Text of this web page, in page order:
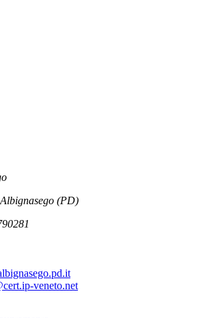
(PD)
veneto.net